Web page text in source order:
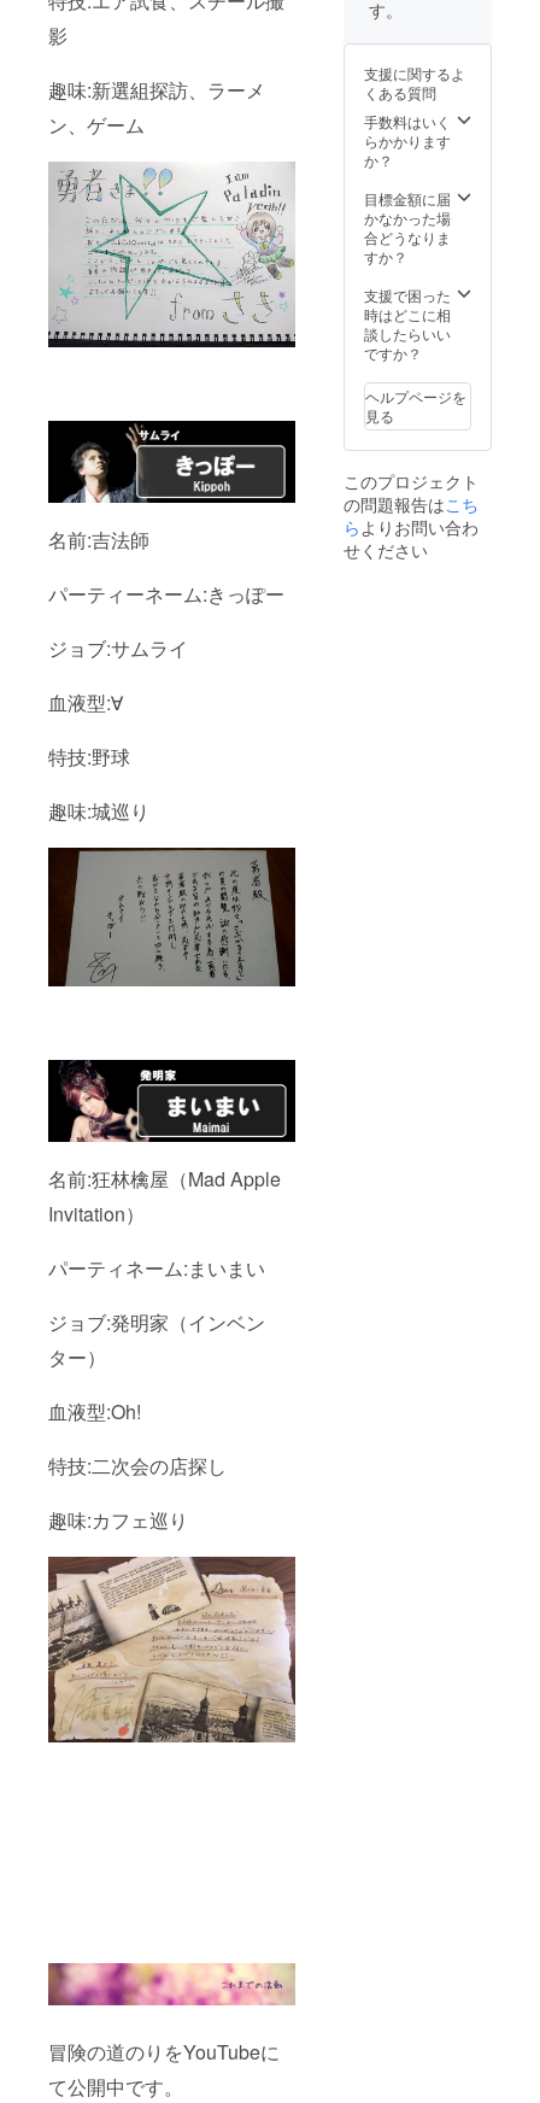
影
趣味:新選組探訪、ラーメ
ン、ゲーム
名前:吉法師
パーティーネーム:きっぽー
ジョブ:サムライ
血液型:∀
特技:野球
趣味:城巡り
名前:狂林檎屋（Mad Apple
Invitation）
パーティネーム:まいまい
ジョブ:発明家（インベン
ター）
血液型:Oh!
特技:二次会の店探し
趣味:カフェ巡り
冒険の道のりをYouTubeに
て公開中です。
ション
LIVE後
打ち上
げご招
待
+CAMP
定フォ
トブッ
ク+CD
のブッ
トに名
前を記
載+LIVE
でリク
曲を披
露+レコ
発LIVE
直前の
ご招待
券+記念
撮影
+LIVE回
数券5回
す。
支援に関するよ
くある質問
手数料はいく
らかかります
か？
目標金額に届
かなかった場
合どうなりま
すか？
支援で困った
時はどこに相
談したらいい
ですか？
ヘルプページを
見る
このプロジェクト
の問題報告はこち
ら よりお問い合わ
せください